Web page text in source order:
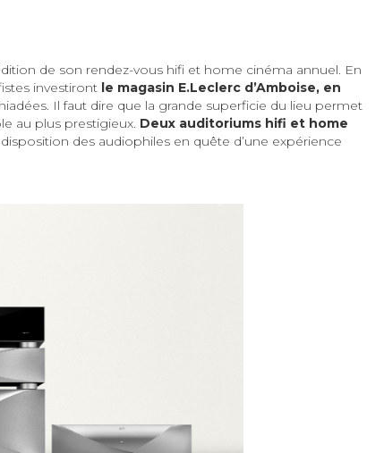
de son rendez-vous hifi et home cinéma annuel. En
investiront le magasin E.Leclerc d’Amboise, en
Il faut dire que la grande superficie du lieu permet
au plus prestigieux. Deux auditoriums hifi et home
des audiophiles en quête d’une expérience